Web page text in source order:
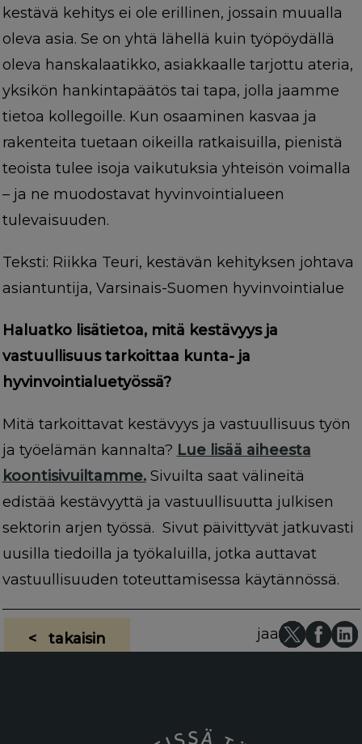
kestävä kehitys ei ole erillinen, jossain muualla
oleva asia. Se on yhtä lähellä kuin työpöydällä
oleva hanskalaatikko, asiakkaalle tarjottu ateria,
yksikön hankintapäätös tai tapa, jolla jaamme
tietoa kollegoille. Kun osaaminen kasvaa ja
rakenteita tuetaan oikeilla ratkaisuilla, pienistä
teoista tulee isoja vaikutuksia yhteisön voimalla
– ja ne muodostavat hyvinvointialueen
tulevaisuuden.
Teksti: Riikka Teuri, kestävän kehityksen johtava
asiantuntija, Varsinais-Suomen hyvinvointialue
Haluatko lisätietoa, mitä kestävyys ja
vastuullisuus tarkoittaa kunta- ja
hyvinvointialuetyössä?
Mitä tarkoittavat kestävyys ja vastuullisuus työn
ja työelämän kannalta? Lue lisää aiheesta
koontisivuiltamme.Sivuilta saat välineitä
edistää kestävyyttä ja vastuullisuutta julkisen
sektorin arjen työssä. Sivut päivittyvät jatkuvasti
uusilla tiedoilla ja työkaluilla, jotka auttavat
vastuullisuuden toteuttamisessa käytännössä.
< takaisin jaa